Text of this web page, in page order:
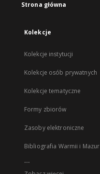
Strona główna
Kolekcje
Kolekcje instytucji
Kolekcje osób prywatnych
Kolekcje tematyczne
Formy zbiorów
Zasoby elektroniczne
Bibliografia Warmii i Mazur
...